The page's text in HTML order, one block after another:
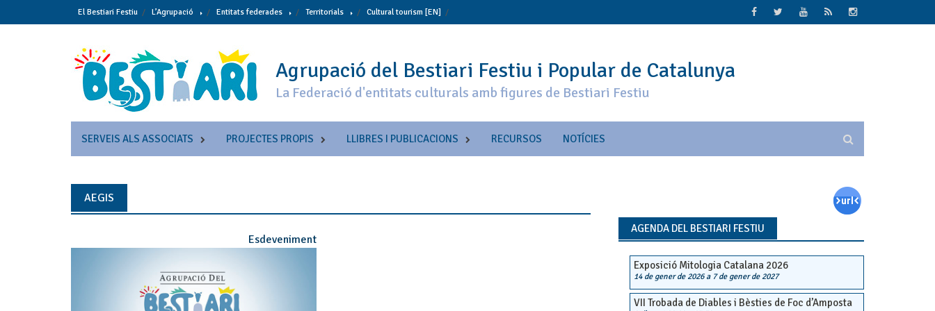
to
El Bestiari Festiu L’Agrupació Entitats federades Territorials Cultural tourism [EN]
Agrupació del Bestiari Festiu i Popular de Catalunya
La Federació d'entitats culturals amb figures de Bestiari Festiu
SERVEIS ALS ASSOCIATS PROJECTES PROPIS LLIBRES I PUBLICACIONS RECURSOS NOTÍCIES
AEGIS
Esdeveniment
AGENDA DEL BESTIARI FESTIU
Exposició Mitologia Catalana 2026
14 de gener de 2026a 7 de gener de 2027
VII Trobada de Diables i Bèsties de Foc d’Amposta